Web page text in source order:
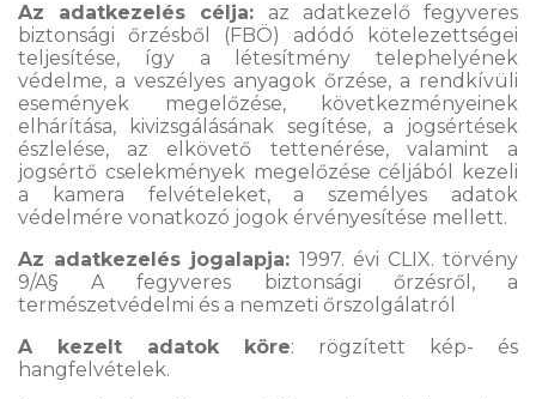
Az adatkezelés célja: az adatkezelő fegyveres
biztonsági őrzésből (FBÖ) adódó kötelezettségei
teljesítése, így a létesítmény telephelyének
védelme, a veszélyes anyagok őrzése, a rendkívüli
események megelőzése, következményeinek
elhárítása, kivizsgálásának segítése, a jogsértések
észlelése, az elkövető tettenérése, valamint a
jogsértő cselekmények megelőzése céljából kezeli
a kamera felvételeket, a személyes adatok
védelmére vonatkozó jogok érvényesítése mellett.
Az adatkezelés jogalapja: 1997. évi CLIX. törvény
9/A§ A fegyveres biztonsági őrzésről, a
természetvédelmi és a nemzeti őrszolgálatról
A kezelt adatok köre: rögzített kép- és
hangfelvételek.